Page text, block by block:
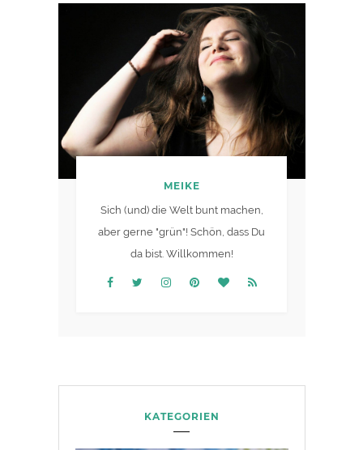
MEIKE
Sich (und) die Welt bunt machen,
aber gerne "grün"! Schön, dass Du
da bist. Willkommen!
KATEGORIEN